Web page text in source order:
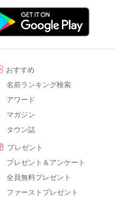
おすすめ
名前ランキング検索
アワード
マガジン
タウン誌
プレゼント
プレゼント＆アンケート
全員無料プレゼント
ファーストプレゼント